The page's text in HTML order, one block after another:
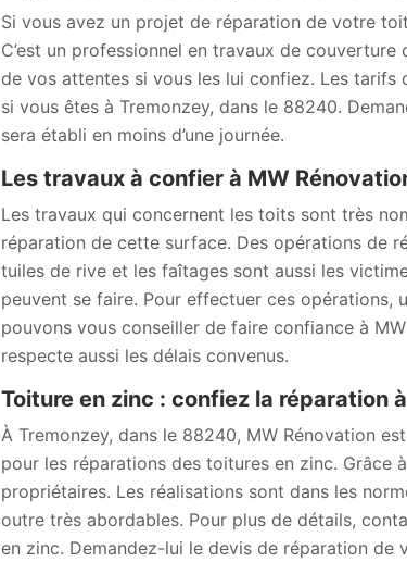
Si vous avez un projet de réparation de votre
C’est un professionnel en travaux de
de vos attentes si vous les lui confiez. Les tarifs
si vous êtes à Tremonzey, dans le 88240.
sera établi en moins d’une journée.
Les travaux à confier à MW
Les travaux qui concernent les toits sont très
réparation de cette surface. Des opérations de
tuiles de rive et les faîtages sont aussi les
peuvent se faire. Pour effectuer ces opérations,
pouvons vous conseiller de faire confiance à
respecte aussi les délais convenus.
Toiture en zinc : confiez la réparation
À Tremonzey, dans le 88240, MW Rénovation
pour les réparations des toitures en zinc. Grâce
propriétaires. Les réalisations sont dans les
outre très abordables. Pour plus de détails,
en zinc. Demandez-lui le devis de réparation de